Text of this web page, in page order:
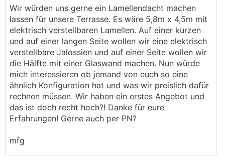
Wir würden uns gerne ein Lamellendacht machen
lassen für unsere Terrasse. Es wäre 5,8m x 4,5m mit
elektrisch verstellbaren Lamellen. Auf einer kurzen
und auf einer langen Seite wollen wir eine elektrisch
verstellbare Jalossien und auf einer Seite wollen wir
die Hälfte mit einer Glaswand machen. Nun würde
mich interessieren ob jemand von euch so eine
ähnlich Konfiguration hat und was wir preislich dafür
rechnen müssen. Wir haben ein erstes Angebot und
das ist doch recht hoch?! Danke für eure
Erfahrungen! Gerne auch per PN?
mfg